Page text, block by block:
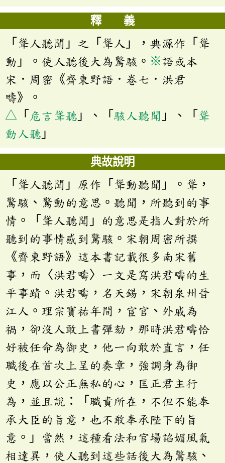
釋 義
「聳人聽聞」之「聳人」，典源作「聳
動」。使人聽後大為驚駭。 ※語或本
宋．周密《齊東野語．卷七．洪君
疇》。
△ 「 危言聳聽 」、「 駭人聽聞 」、「 聳
動人聽 」
典故說明
「聳人聽聞」原作「聳動聽聞」。聳，
驚駭、驚動的意思。聽聞，所聽到的事
情。「聳人聽聞」的意思是指人對於所
聽到的事情感到驚駭。宋朝周密所撰
《齊東野語》這本書記載很多南宋舊
事，而〈洪君疇〉一文是寫洪君疇的生
平事蹟。洪君疇，名天錫，宋朝泉州晉
江人。理宗寶祐年間，宦官、外戚為
禍，卻沒人敢上書彈劾，那時洪君疇恰
好被任命為御史，他一向敢於直言，任
職後在首次上呈的奏章，強調身為御
史，應以公正無私的心，匡正君主行
為，並且說：「職責所在，不但不能奉
承大臣的旨意，也不敢奉承陛下的旨
意。」當然，這種看法和官場諂媚風氣
相達異，使人聽到這些話後大為驚駭、